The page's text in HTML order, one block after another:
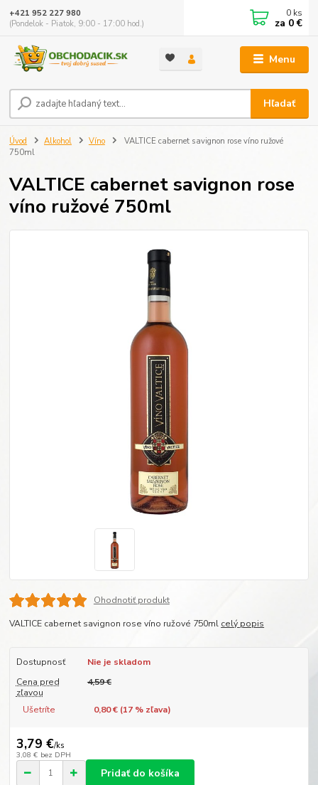
Menu
Hľadať
+421 952 227 980
(Pondelok - Piatok, 9:00 - 17:00 hod.)
0 ks
za 0 €
Úvod Alkohol Víno
VALTICE cabernet savignon rose víno ružové
750ml
VALTICE cabernet savignon rose
víno ružové 750ml
Ohodnotiť produkt
VALTICE cabernet savignon rose víno ružové 750ml celý popis
Dostupnosť
Nie je skladom
Cena pred
zľavou
4,59 €
Ušetríte 0,80 € (17% zľava)
3,79 €/ks
3,08 € bez DPH
Pridať do košíka